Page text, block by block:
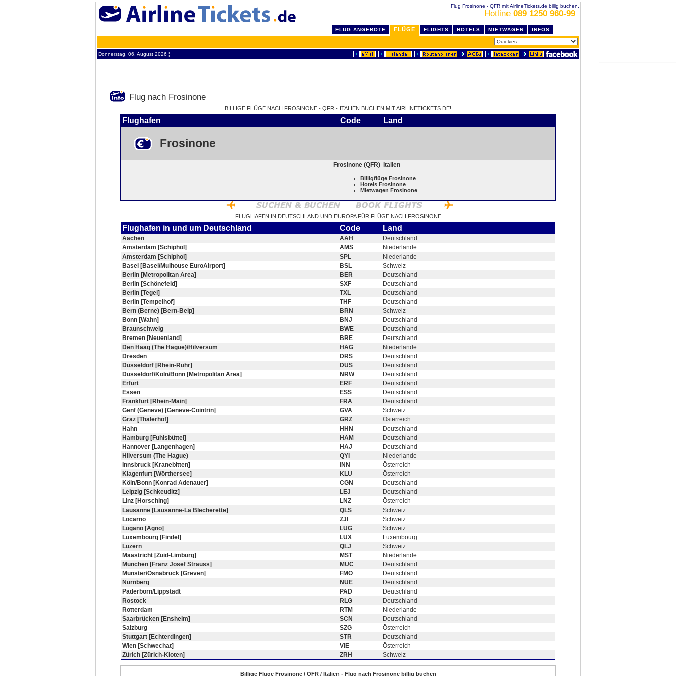
Flug Frosinone - QFR mit AirlineTickets.de billig buchen.
Hotline 089 1250 960-99
FLUG ANGEBOTE FLÜGE FLIGHTS HOTELS MIETWAGEN INFOS
Donnerstag, 06. August 2026 ¦
Flug nach Frosinone
BILLIGE FLÜGE NACH FROSINONE - QFR - ITALIEN BUCHEN MIT AIRLINETICKETS.DE!
Flughafen Code Land
Frosinone
Frosinone (QFR) Italien
Billigflüge Frosinone
Hotels Frosinone
Mietwagen Frosinone
FLUGHAFEN IN DEUTSCHLAND UND EUROPA FÜR FLÜGE NACH FROSINONE
Flughafen in und um Deutschland Code Land
Aachen AAH
Deutschland
Amsterdam [Schiphol]
AMS
Niederlande
Amsterdam [Schiphol]
SPL
Niederlande
Basel [Basel/Mulhouse EuroAirport]
BSL
Schweiz
Berlin [Metropolitan Area]
BER
Deutschland
Berlin [Schönefeld]
SXF
Deutschland
Berlin [Tegel]
TXL
Deutschland
Berlin [Tempelhof]
THF
Deutschland
Bern (Berne) [Bern-Belp]
BRN
Schweiz
Bonn [Wahn]
BNJ
Deutschland
Braunschweig
BWE
Deutschland
Bremen [Neuenland]
BRE
Deutschland
Den Haag (The Hague)/Hilversum
HAG
Niederlande
Dresden
DRS
Deutschland
Düsseldorf [Rhein-Ruhr]
DUS
Deutschland
Düsseldorf/Köln/Bonn [Metropolitan Area]
NRW
Deutschland
Erfurt
ERF
Deutschland
Essen
ESS
Deutschland
Frankfurt [Rhein-Main]
FRA
Deutschland
Genf (Geneve) [Geneve-Cointrin]
GVA
Schweiz
Graz [Thalerhof]
GRZ
Österreich
Hahn
HHN
Deutschland
Hamburg [Fuhlsbüttel]
HAM
Deutschland
Hannover [Langenhagen]
HAJ
Deutschland
Hilversum (The Hague)
QYI
Niederlande
Innsbruck [Kranebitten]
INN
Österreich
Klagenfurt [Wörthersee]
KLU
Österreich
Köln/Bonn [Konrad Adenauer]
CGN
Deutschland
Leipzig [Schkeuditz]
LEJ
Deutschland
Linz [Horsching]
LNZ
Österreich
Lausanne [Lausanne-La Blecherette]
QLS
Schweiz
Locarno
ZJI
Schweiz
Lugano [Agno]
LUG
Schweiz
Luxembourg [Findel]
LUX
Luxembourg
Luzern
QLJ
Schweiz
Maastricht [Zuid-Limburg]
MST
Niederlande
München [Franz Josef Strauss]
MUC
Deutschland
Münster/Osnabrück [Greven]
FMO
Deutschland
Nürnberg
NUE
Deutschland
Paderborn/Lippstadt
PAD
Deutschland
Rostock
RLG
Deutschland
Rotterdam
RTM
Niederlande
Saarbrücken [Ensheim]
SCN
Deutschland
Salzburg
SZG
Österreich
Stuttgart [Echterdingen]
STR
Deutschland
Wien [Schwechat]
VIE
Österreich
Zürich [Zürich-Kloten]
ZRH Schweiz
Billige Flüge Frosinone / QFR / Italien - Flug nach Frosinone billig buchen